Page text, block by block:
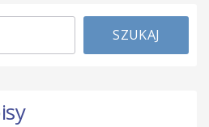
SZUKAJ